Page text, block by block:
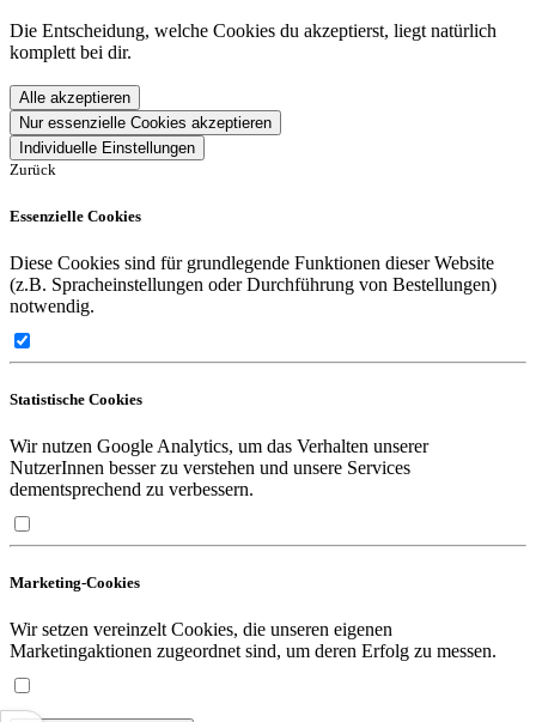
Die Entscheidung, welche Cookies du akzeptierst, liegt natürlich
komplett bei dir.
Alle akzeptieren
Nur essenzielle Cookies akzeptieren
Individuelle Einstellungen
Zurück
Essenzielle Cookies
Diese Cookies sind für grundlegende Funktionen dieser Website
(z.B. Spracheinstellungen oder Durchführung von Bestellungen)
notwendig.
Statistische Cookies
Wir nutzen Google Analytics, um das Verhalten unserer
NutzerInnen besser zu verstehen und unsere Services
dementsprechend zu verbessern.
Marketing-Cookies
Wir setzen vereinzelt Cookies, die unseren eigenen
Marketingaktionen zugeordnet sind, um deren Erfolg zu messen.